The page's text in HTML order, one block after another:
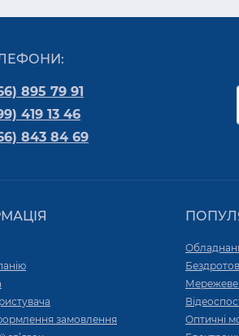
895 79 91
419 13 46
843 84 69
замовлення
Оптичні